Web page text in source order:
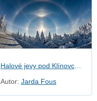
Autor: Jarda Fous